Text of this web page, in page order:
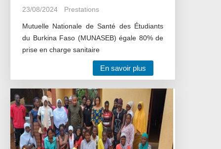
23/08/2024 Prestations
Mutuelle Nationale de Santé des Étudiants
du Burkina Faso (MUNASEB) égale 80% de
prise en charge sanitaire
En savoir plus